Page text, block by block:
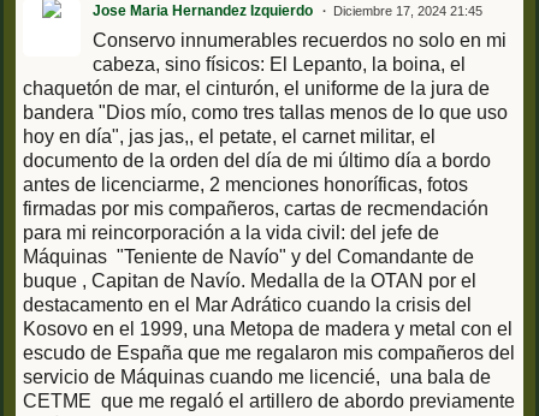
Jose Maria Hernandez Izquierdo Diciembre 17, 2024 21:45
Conservo innumerables recuerdos no solo en mi
cabeza, sino físicos: El Lepanto, la boina, el
chaquetón de mar, el cinturón, el uniforme de la jura de
bandera "Dios mío, como tres tallas menos de lo que uso
hoy en día", jas jas,, el petate, el carnet militar, el
documento de la orden del día de mi último día a bordo
antes de licenciarme, 2 menciones honoríficas, fotos
firmadas por mis compañeros, cartas de recmendación
para mi reincorporación a la vida civil: del jefe de
Máquinas "Teniente de Navío" y del Comandante de
buque , Capitan de Navío. Medalla de la OTAN por el
destacamento en el Mar Adrático cuando la crisis del
Kosovo en el 1999, una Metopa de madera y metal con el
escudo de España que me regalaron mis compañeros del
servicio de Máquinas cuando me licencié, una bala de
CETME que me regaló el artillero de abordo previamente